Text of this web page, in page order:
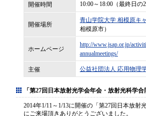
開催時間 10:00～18:00（最終日の
開催場所
青山学院大学 相模原キ
相模原市）
ホームページ
http://www.jsap.or.jp/
annualmeetings/
主催 公益社団法人 応用物理
「第27回日本放射光学会年会・放射光科学
2014年1/11～1/13に開催の「第27回日本放
にご来場頂きありがとうございました。